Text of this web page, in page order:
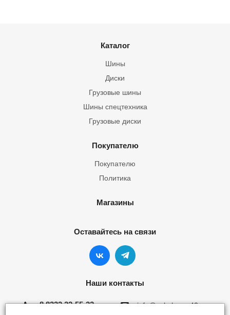
Каталог
Шины
Грузовые шины
Шины спецтехника
Диски
Грузовые диски
Покупателю
Покупателю
Политика
Магазины
Оставайтесь на связи
Наши контакты
8 8332 22-55-22 info@yokohama43.ru